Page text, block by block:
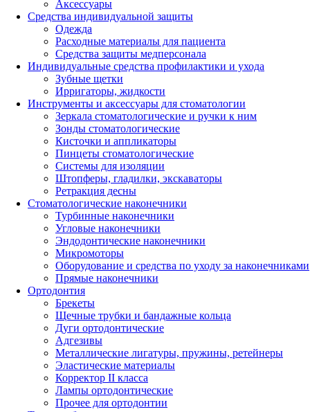
Аксессуары
Средства индивидуальной защиты
Одежда
Расходные материалы для пациента
Средства защиты медперсонала
Индивидуальные средства профилактики и ухода
Зубные щетки
Ирригаторы, жидкости
Инструменты и аксессуары для стоматологии
Зеркала стоматологические и ручки к ним
Зонды стоматологические
Кисточки и аппликаторы
Пинцеты стоматологические
Системы для изоляции
Штопферы, гладилки, экскаваторы
Ретракция десны
Стоматологические наконечники
Турбинные наконечники
Угловые наконечники
Эндодонтические наконечники
Микромоторы
Оборудование и средства по уходу за наконечниками
Прямые наконечники
Ортодонтия
Брекеты
Щечные трубки и бандажные кольца
Дуги ортодонтические
Адгезивы
Металлические лигатуры, пружины, ретейнеры
Эластические материалы
Корректор II класса
Лампы ортодонтические
Прочее для ортодонтии